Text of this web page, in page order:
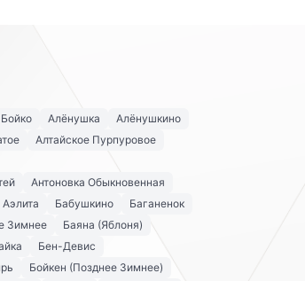
Алёнушка
Алёнушкино
Алтайское Пурпуровое
Антоновка Обыкновенная
Аэлита Бабушкино
Баганенок
Зимнее
Баяна (Яблоня)
Бен-Девис
Бойкен (Позднее Зимнее)